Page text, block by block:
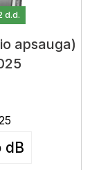
d.d.
apsauga)
dB